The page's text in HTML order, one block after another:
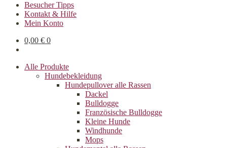
Besucher Tipps
Kontakt & Hilfe
Mein Konto
0,00 € 0
Alle Produkte
Hundebekleidung
Hundepullover alle Rassen
Dackel
Bulldogge
Französische Bulldogge
Kleine Hunde
Windhunde
Mops